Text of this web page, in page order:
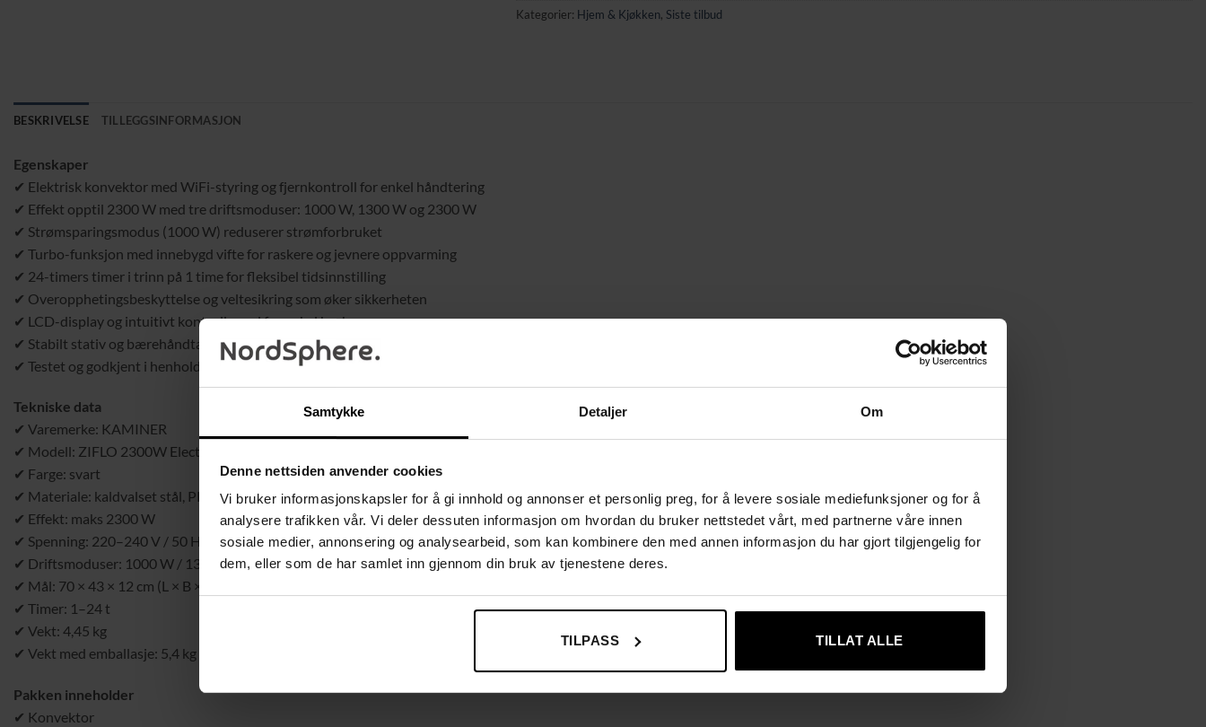
Samtykke Detaljer Om
Denne nettsiden anvender cookies
Vi bruker informasjonskapsler for å gi innhold og annonser et personlig preg, for å levere sosiale mediefunksjoner og for å
analysere trafikken vår. Vi deler dessuten informasjon om hvordan du bruker nettstedet vårt, med partnerne våre innen
sosiale medier, annonsering og analysearbeid, som kan kombinere den med annen informasjon du har gjort tilgjengelig for
dem, eller som de har samlet inn gjennom din bruk av tjenestene deres.
TILPASS TILLAT ALLE
Kategorier: Hjem & Kjøkken, Siste tilbud
BESKRIVELSE TILLEGGSINFORMASJON
Egenskaper
✔ Elektrisk konvektor med WiFi-styring og fjernkontroll for enkel håndtering
✔ Effekt opptil 2300 W med tre driftsmoduser: 1000 W, 1300 W og 2300 W
✔ Strømsparingsmodus (1000 W) reduserer strømforbruket
✔ Turbo-funksjon med innebygd vifte for raskere og jevnere oppvarming
✔ 24-timers timer i trinn på 1 time for fleksibel tidsinnstilling
✔ Overopphetingsbeskyttelse og veltesikring som øker sikkerheten
✔ LCD-display og intuitivt kontrollpanel for enkel bruk
✔ Stabilt stativ og bærehåndtak som gjør enheten lett å flytte
✔ Testet og godkjent i henhold til europeiske sikkerhetsstandarder
Tekniske data
✔ Varemerke: KAMINER
✔ Modell: ZIFLO 2300W Electric Heater
✔ Farge: svart
✔ Materiale: kaldvalset stål, PP og ABS
✔ Effekt: maks 2300 W
✔ Spenning: 220–240 V / 50 Hz
✔ Driftsmoduser: 1000 W / 1300 W / 2300 W
✔ Mål: 70 × 43 × 12 cm (L × B × H)
✔ Timer: 1–24 t
✔ Vekt: 4,45 kg
✔ Vekt med emballasje: 5,4 kg
Pakken inneholder
✔ Konvektor